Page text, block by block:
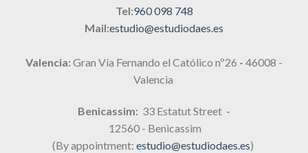
Tel:960 098 748
Mail:estudio@estudiodaes.es
Valencia: Gran Vía Fernando el Católico nº26 - 46008 -
Valencia
Benicassim: 33 Estatut Street -
12560 - Benicassim
(By appointment: estudio@estudiodaes.es)